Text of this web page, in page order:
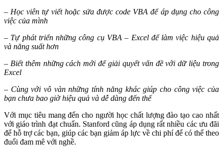
– Học viên tự viết hoặc sửa được code VBA để áp dụng cho công
việc của mình
– Tự phát triển những công cụ VBA – Excel để làm việc hiệu quả
và năng suất hơn
– Biết thêm những cách mới để giải quyết vấn đề với dữ liệu trong
Excel
– Cùng với vô vàn những tính năng khác giúp cho công việc của
bạn chưa bao giờ hiệu quả và dễ dàng đến thế
Với mục tiêu mang đến cho người học chất lượng đào tạo cao nhất
với giáo trình đạt chuẩn. Stanford cũng áp dụng rất nhiều các ưu đãi
để hỗ trợ các bạn, giúp các bạn giảm áp lực về chi phí để có thể theo
đuổi đam mê với nghề.